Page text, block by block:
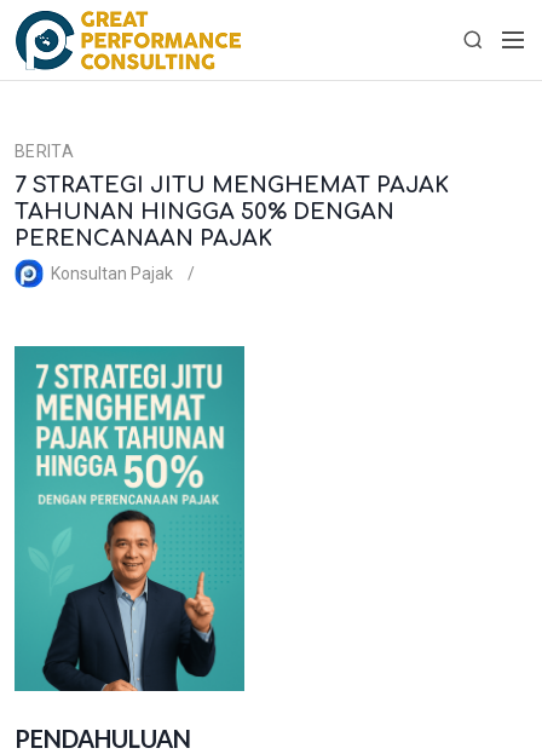
S
M
BERITA
7 STRATEGI JITU MENGHEMAT PAJAK
TAHUNAN HINGGA 50% DENGAN
PERENCANAAN PAJAK
Konsultan Pajak
PENDAHULUAN